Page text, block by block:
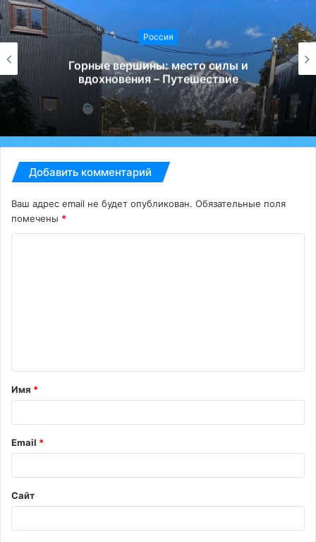
Россия
Горные вершины: место силы и
вдохновения – Путешествие
Добавить комментарий
Ваш адрес email не будет опубликован. Обязательные поля
помечены *
т
а
й
*
Имя *
Email *
Сайт